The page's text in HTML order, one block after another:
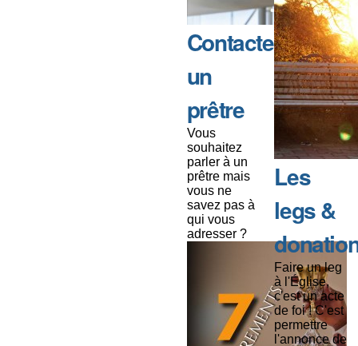
Contacter
un
prêtre
Vous
souhaitez
parler à un
prêtre mais
vous ne
savez pas à
qui vous
adresser ?
Les
legs &
Faire un leg
à l'Église,
c'est un acte
de foi ! C'est
permettre
l'annonce de